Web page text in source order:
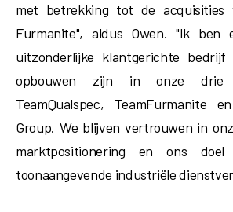
met betrekking tot de acquisities
Furmanite", aldus Owen. "Ik
uitzonderlijke klantgerichte
opbouwen zijn in onze drie
TeamQualspec, TeamFurmanite
Group. We blijven vertrouwen in
marktpositionering en ons
toonaangevende industriële